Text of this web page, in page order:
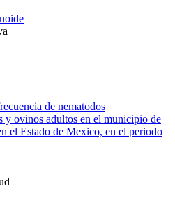
de nematodos
y ovinos adultos en el municipio de
el Estado de Mexico, en el periodo